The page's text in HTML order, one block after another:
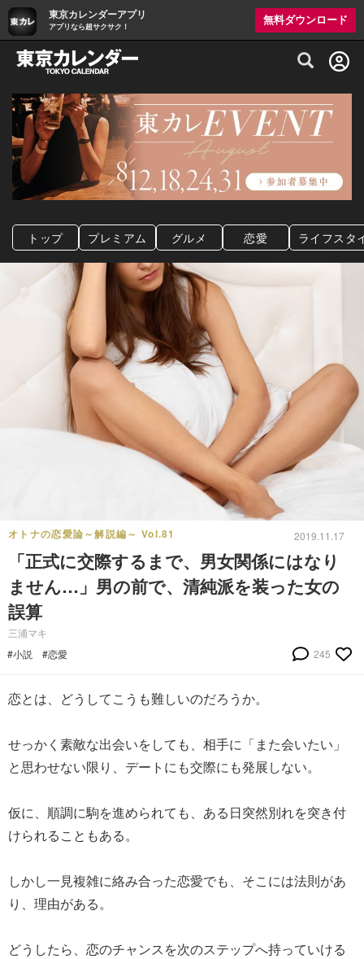
東京カレンダーアプリ
アプリなら超サクサク！
無料ダウンロード
グルメ情報・プレミアムレストラン予約
トップ プレミアム グルメ 恋愛 ライフスタ
オトナの恋愛論～解説編～ Vol.81 2019.11.17
「正式に交際するまで、男女関係にはなり
ません…」男の前で、清純派を装った女の
誤算
三浦マキ
#小説
#恋愛 245
恋とは、どうしてこうも難しいのだろうか。
せっかく素敵な出会いをしても、相手に「また会いたい」
と思わせない限り、デートにも交際にも発展しない。
仮に、順調に駒を進められても、ある日突然別れを突き付
けられることもある。
しかし一見複雑に絡み合った恋愛でも、そこには法則があ
り、理由がある。
どうしたら、恋のチャンスを次のステップへ持っていける